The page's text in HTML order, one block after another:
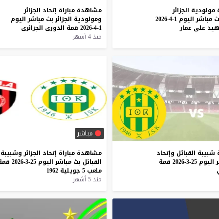
مولودية الجزائر
مباشر اليوم 1-4-2026
علي عمار
مشاهدة مباراة إتحاد الجزائر
ومولودية الجزائر بث مباشر اليوم
1-4-2026
قمة الدوري الجزائري
منذ 4 أشهر
شبيبة القبائل وإتحاد
اليوم 25-3-2026
قمة
مباشر
مشاهدة مباراة إتحاد الجزائر وشبيبة
القبائل بث مباشر اليوم 25-3-2026
ملعب 5 جويلية 1962
منذ 5 أشهر